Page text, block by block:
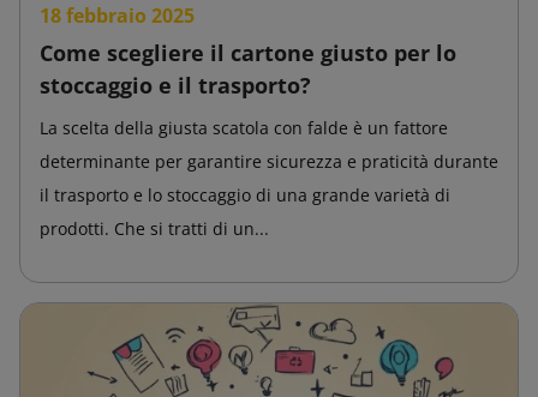
18 febbraio 2025
Come scegliere il cartone giusto per lo
stoccaggio e il trasporto?
La scelta della giusta scatola con falde è un fattore
determinante per garantire sicurezza e praticità durante
il trasporto e lo stoccaggio di una grande varietà di
prodotti. Che si tratti di un...